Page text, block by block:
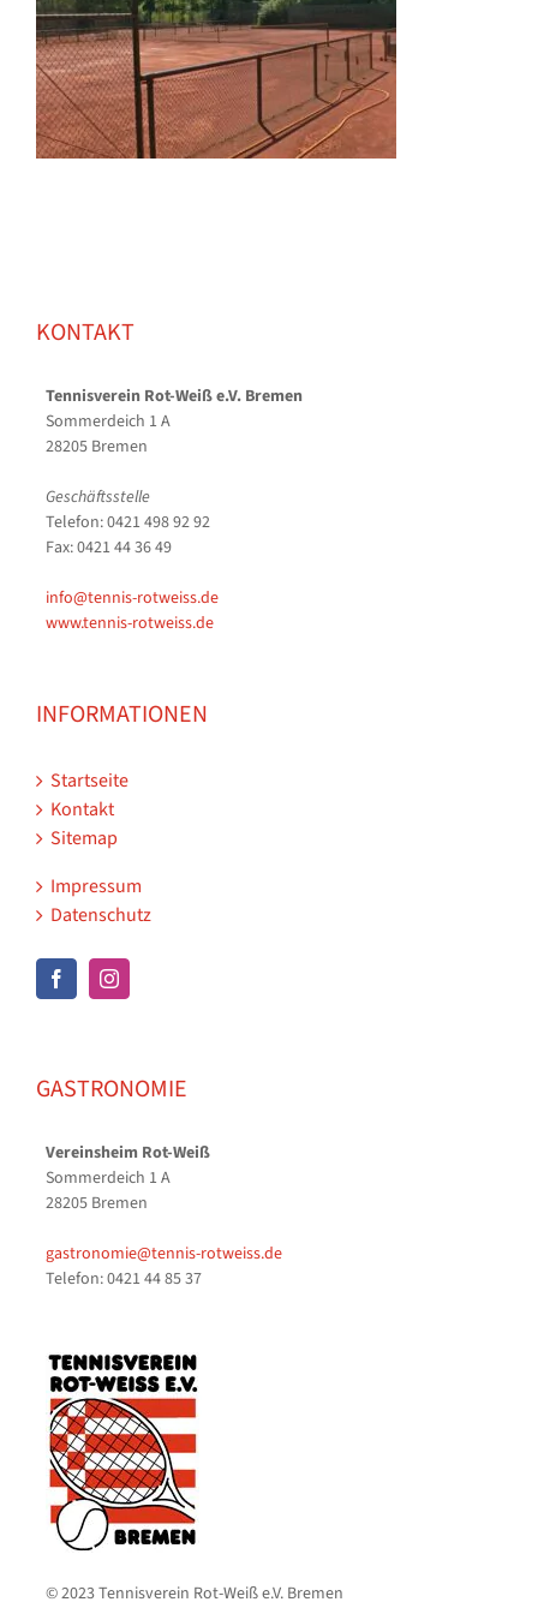
KONTAKT
Tennisverein Rot-Weiß e.V. Bremen
Sommerdeich 1 A
28205 Bremen
Geschäftsstelle
Telefon: 0421 498 92 92
Fax: 0421 44 36 49
info@tennis-rotweiss.de
www.tennis-rotweiss.de
INFORMATIONEN
Startseite
Kontakt
Sitemap
Impressum
Datenschutz
GASTRONOMIE
Vereinsheim Rot-Weiß
Sommerdeich 1 A
28205 Bremen
gastronomie@tennis-rotweiss.de
Telefon: 0421 44 85 37
© 2023 Tennisverein Rot-Weiß e.V. Bremen